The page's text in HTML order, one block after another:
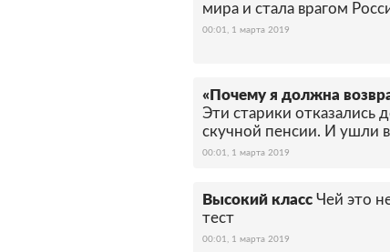
мира и стала врагом
00:01, 1 марта 2019
«Почему я должна
Эти старики отказались
скучной пенсии. И ушли
00:01, 1 марта 2019
Высокий класс Чей это
тест
00:01, 1 марта 2019